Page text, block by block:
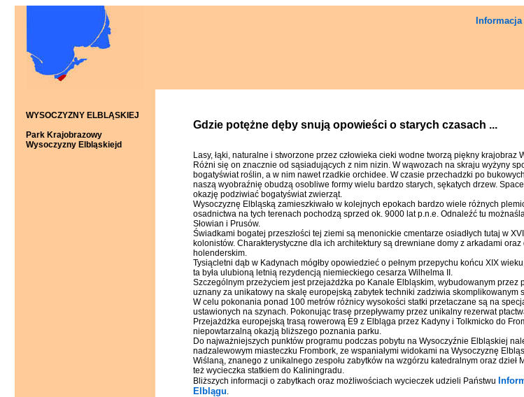
WYSOCZYZNY ELBLĄSKIEJ
Park Krajobrazowy
Wysoczyzny Elbląskiejd
Gdzie potężne dęby snują opowieści o starych czasach ...
Lasy, łąki, naturalne i stworzone przez człowieka cieki wodne tworzą piękny krajobraz
Różni się on znacznie od sąsiadujących z nim nizin. W wąwozach na skraju wyżyny
bogatyświat roślin, a w nim nawet rzadkie orchidee. W czasie przechadzki po
naszą wyobraźnię obudzą osobliwe formy wielu bardzo starych, sękatych drzew.
okazję podziwiać bogatyświat zwierząt.
Wysoczyznę Elbląską zamieszkiwało w kolejnych epokach bardzo wiele różnych
osadnictwa na tych terenach pochodzą sprzed ok. 9000 lat p.n.e. Odnaleźć tu
Słowian i Prusów.
Świadkami bogatej przeszłości tej ziemi są menonickie cmentarze osiadłych tutaj w
kolonistów. Charakterystyczne dla ich architektury są drewniane domy z arkadami oraz
holenderskim.
Tysiącletni dąb w Kadynach mógłby opowiedzieć o pełnym przepychu końcu XIX
ta była ulubioną letnią rezydencją niemieckiego cesarza Wilhelma II.
Szczególnym przeżyciem jest przejażdżka po Kanale Elbląskim, wybudowanym przez
uznany za unikatowy na skalę europejską zabytek techniki zadziwia skomplikowanym
W celu pokonania ponad 100 metrów różnicy wysokości statki przetaczane są na
ustawionych na szynach. Pokonując trasę przepływamy przez unikalny rezerwat
Przejażdżka europejską trasą rowerową E9 z Elbląga przez Kadyny i Tolkmicko do
niepowtarzalną okazją bliższego poznania parku.
Do najważniejszych punktów programu podczas pobytu na Wysoczyźnie Elbląskiej
nadzalewowym miasteczku Frombork, ze wspaniałymi widokami na Wysoczyznę
Wiślaną, znanego z unikalnego zespołu zabytków na wzgórzu katedralnym oraz dzieł
też wycieczka statkiem do Kaliningradu.
Bliższych informacji o zabytkach oraz możliwościach wycieczek udzieli Państwu
Elblągu.